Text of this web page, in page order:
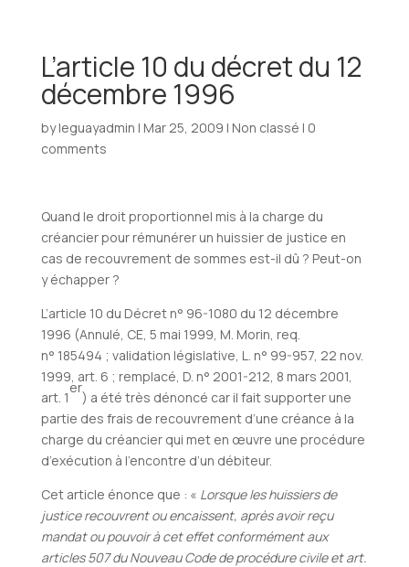
L’article 10 du décret du 12
décembre 1996
byleguayadmin | Mar 25, 2009 | Non classé | 0
comments
Quand le droit proportionnel mis à la charge du
créancier pour rémunérer un huissier de justice en
cas de recouvrement de sommes est-il dû ? Peut-on
y échapper ?
L’article 10 du Décret n° 96-1080 du 12 décembre
1996 (Annulé, CE, 5 mai 1999, M. Morin, req.
n° 185494 ; validation législative, L. n° 99-957, 22 nov.
1999, art. 6 ; remplacé, D. n° 2001-212, 8 mars 2001,
art. 1
er
) a été très dénoncé car il fait supporter une
partie des frais de recouvrement d’une créance à la
charge du créancier qui met en œuvre une procédure
d’exécution à l’encontre d’un débiteur.
Cet article énonce que : « Lorsque les huissiers de
justice recouvrent ou encaissent, après avoir reçu
mandat ou pouvoir à cet effet conformément aux
articles 507 du Nouveau Code de procédure civile et art.